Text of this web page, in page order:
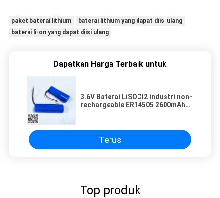
paket baterai lithium
baterai lithium yang dapat diisi ulang
baterai li-on yang dapat diisi ulang
Dapatkan Harga Terbaik untuk
3.6V Baterai LiSOCl2 industri non-
rechargeable ER14505 2600mAh
Terus
Top produk